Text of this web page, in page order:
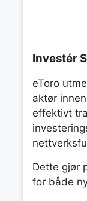
Investér
eToro
aktør
effektivt
Dette gjør
for både